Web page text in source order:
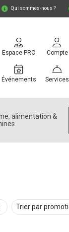
Qui sommes-nous ?
Espace PRO
Événements
Compte
Services
alimentation &